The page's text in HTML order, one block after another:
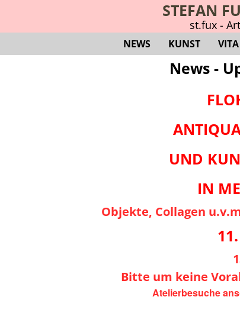
STEFAN
st.fux -
NEWS KUNST VITA
News -
UND
IN
Objekte, Collagen
Bitte um keine
Atelierbesuche